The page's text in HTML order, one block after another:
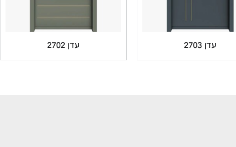
עדן 2703 עדן 2702